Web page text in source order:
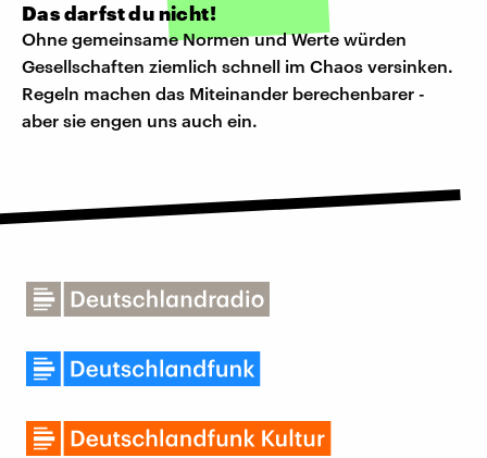
Das darfst du nicht!
Ohne gemeinsame Normen und Werte würden
Gesellschaften ziemlich schnell im Chaos versinken.
Regeln machen das Miteinander berechenbarer -
aber sie engen uns auch ein.